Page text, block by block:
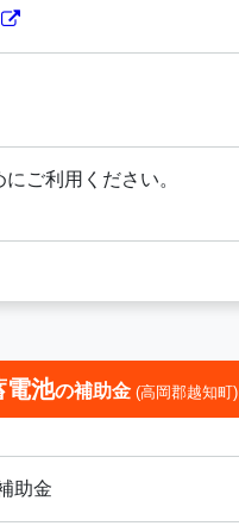
ご利用ください。
電池の補助金 (高岡郡越知町)
助金